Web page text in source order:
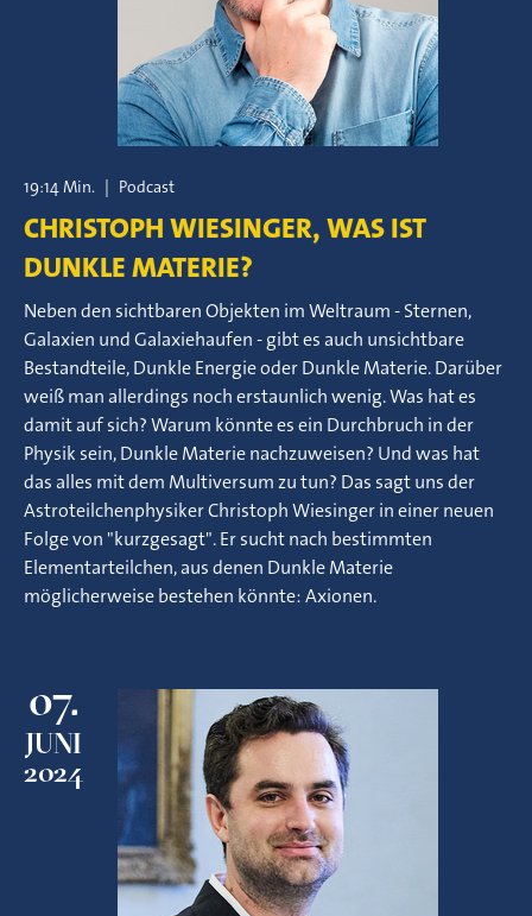
19:14 Min. | Podcast
CHRISTOPH WIESINGER, WAS IST
DUNKLE MATERIE?
Neben den sichtbaren Objekten im Weltraum - Sternen,
Galaxien und Galaxiehaufen - gibt es auch unsichtbare
Bestandteile, Dunkle Energie oder Dunkle Materie. Darüber
weiß man allerdings noch erstaunlich wenig. Was hat es
damit auf sich? Warum könnte es ein Durchbruch in der
Physik sein, Dunkle Materie nachzuweisen? Und was hat
das alles mit dem Multiversum zu tun? Das sagt uns der
Astroteilchenphysiker Christoph Wiesinger in einer neuen
Folge von "kurzgesagt". Er sucht nach bestimmten
Elementarteilchen, aus denen Dunkle Materie
möglicherweise bestehen könnte: Axionen.
07.
JUNI
2024